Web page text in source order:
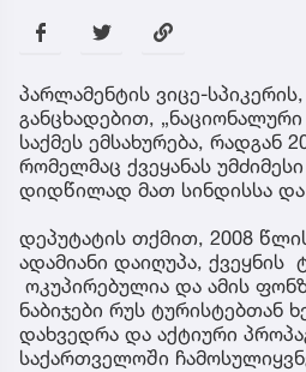
პარლამენტის ვიცე-
განცხადებით,
საქმეს ემსახურება, რადგან
რომელმაც ქვეყანას
დიდწილად მათ სინდისსა და
დეპუტატის თქმით, 2008
ადამიანი დაიღუპა, ქვეყნის
ოკუპირებულია და ამის
ნაბიჯები რუს ტურისტებთან
დახვედრა და აქტიური
საქართველოში